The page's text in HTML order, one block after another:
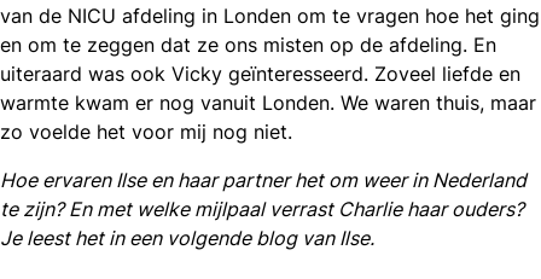
van de NICU afdeling in Londen om te vragen hoe het ging
en om te zeggen dat ze ons misten op de afdeling. En
uiteraard was ook Vicky geïnteresseerd. Zoveel liefde en
warmte kwam er nog vanuit Londen. We waren thuis, maar
zo voelde het voor mij nog niet.
Hoe ervaren Ilse en haar partner het om weer in Nederland
te zijn? En met welke mijlpaal verrast Charlie haar ouders?
Je leest het in een volgende blog van Ilse.